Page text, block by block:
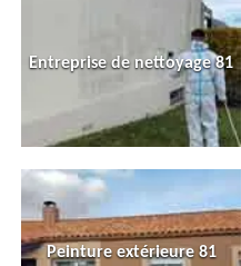
Entreprise de nettoyage 81
Peinture extérieure 81